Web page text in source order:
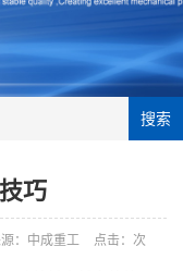
搜索
巧
：中成重工 点击： 次